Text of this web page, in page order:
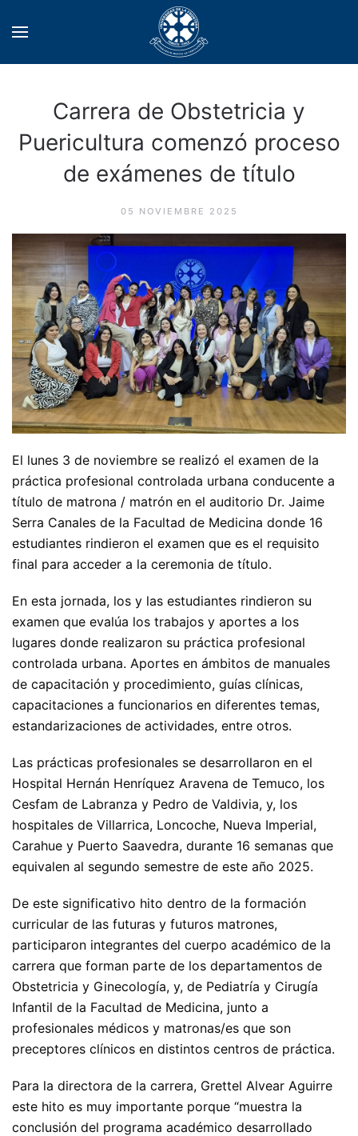
Carrera de Obstetricia y
Puericultura comenzó proceso
de exámenes de título
05 NOVIEMBRE 2025
El lunes 3 de noviembre se realizó el examen de la
práctica profesional controlada urbana conducente a
título de matrona / matrón en el auditorio Dr. Jaime
Serra Canales de la Facultad de Medicina donde 16
estudiantes rindieron el examen que es el requisito
final para acceder a la ceremonia de título.
En esta jornada, los y las estudiantes rindieron su
examen que evalúa los trabajos y aportes a los
lugares donde realizaron su práctica profesional
controlada urbana. Aportes en ámbitos de manuales
de capacitación y procedimiento, guías clínicas,
capacitaciones a funcionarios en diferentes temas,
estandarizaciones de actividades, entre otros.
Las prácticas profesionales se desarrollaron en el
Hospital Hernán Henríquez Aravena de Temuco, los
Cesfam de Labranza y Pedro de Valdivia, y, los
hospitales de Villarrica, Loncoche, Nueva Imperial,
Carahue y Puerto Saavedra, durante 16 semanas que
equivalen al segundo semestre de este año 2025.
De este significativo hito dentro de la formación
curricular de las futuras y futuros matrones,
participaron integrantes del cuerpo académico de la
carrera que forman parte de los departamentos de
Obstetricia y Ginecología, y, de Pediatría y Cirugía
Infantil de la Facultad de Medicina, junto a
profesionales médicos y matronas/es que son
preceptores clínicos en distintos centros de práctica.
Para la directora de la carrera, Grettel Alvear Aguirre
este hito es muy importante porque “muestra la
conclusión del programa académico desarrollado